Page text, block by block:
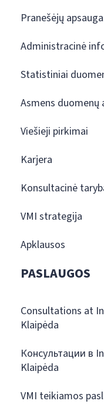
Pranešėjų
Administracinė
Statistiniai
Asmens duomenų
Viešieji pirkimai
Karjera
Konsultacinė
VMI strategija
Apklausos
PASLAUGOS
Consultations at
Klaipėda
Консультации в
Klaipėda
VMI teikiamos